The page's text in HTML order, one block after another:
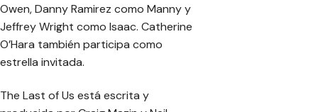
Owen, Danny Ramirez como Manny y
Jeffrey Wright como Isaac. Catherine
O’Hara también participa como
estrella invitada.
The Last of Us está escrita y